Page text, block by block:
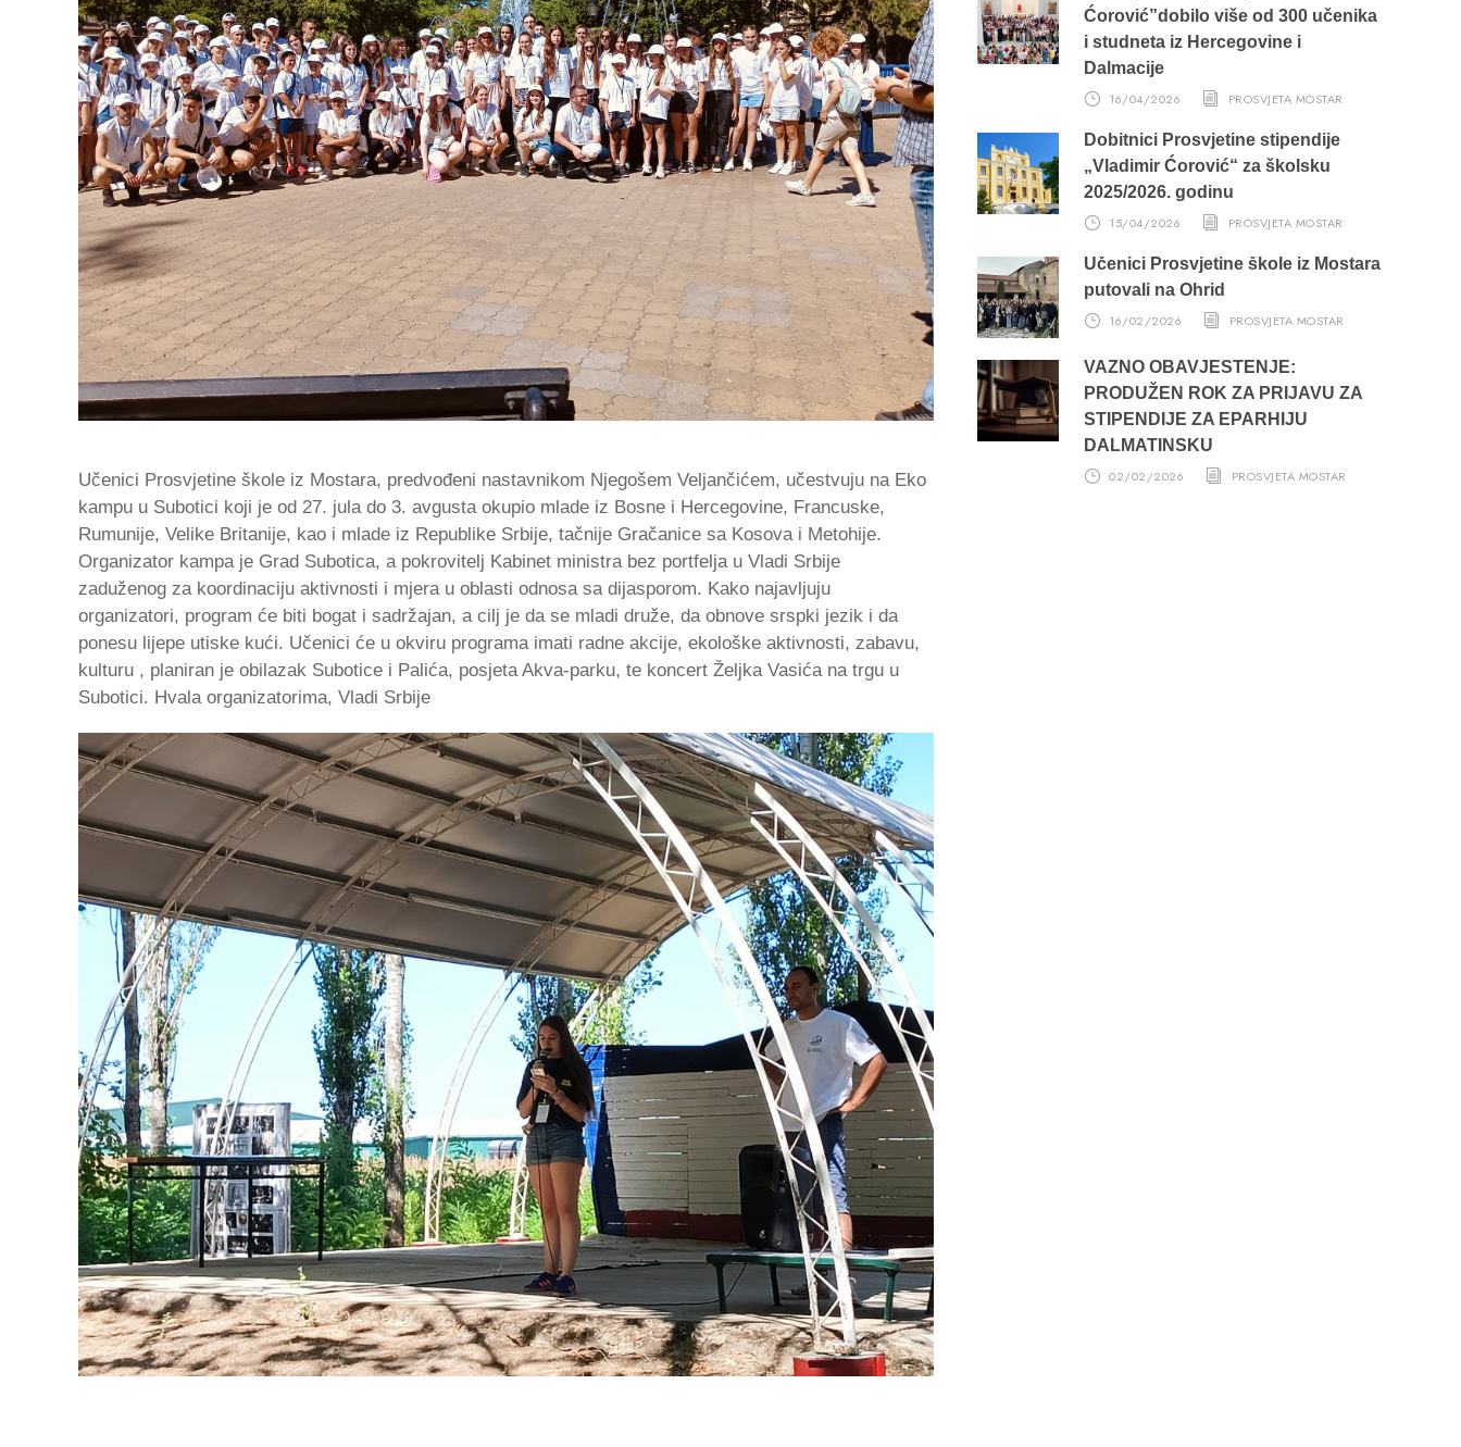
Učenici Prosvjetine škole iz Mostara, predvođeni nastavnikom Njegošem Veljančićem, učestvuju na Eko
kampu u Subotici koji je od 27. jula do 3. avgusta okupio mlade iz Bosne i Hercegovine, Francuske,
Rumunije, Velike Britanije, kao i mlade iz Republike Srbije, tačnije Gračanice sa Kosova i Metohije.
Organizator kampa je Grad Subotica, a pokrovitelj Kabinet ministra bez portfelja u Vladi Srbije
zaduženog za koordinaciju aktivnosti i mjera u oblasti odnosa sa dijasporom. Kako najavljuju
organizatori, program će biti bogat i sadržajan, a cilj je da se mladi druže, da obnove srspki jezik i da
ponesu lijepe utiske kući. Učenici će u okviru programa imati radne akcije, ekološke aktivnosti, zabavu,
kulturu , planiran je obilazak Subotice i Palića, posjeta Akva-parku, te koncert Željka Vasića na trgu u
Subotici. Hvala organizatorima, Vladi Srbije
Ćorović”dobilo više od 300 učenika
i studneta iz Hercegovine i
Dalmacije
16/04/2026 PROSVJETA MOSTAR
Dobitnici Prosvjetine stipendije
„Vladimir Ćorović“ za školsku
2025/2026. godinu
15/04/2026 PROSVJETA MOSTAR
Učenici Prosvjetine škole iz Mostara
putovali na Ohrid
16/02/2026 PROSVJETA MOSTAR
VAŽNO OBAVJEŠTENJE:
PRODUŽEN ROK ZA PRIJAVU ZA
STIPENDIJE ZA EPARHIJU
DALMATINSKU
02/02/2026 PROSVJETA MOSTAR